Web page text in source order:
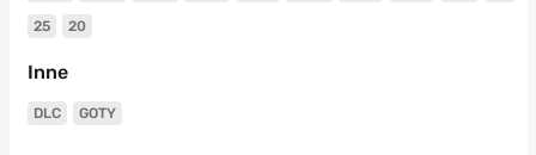
25 20
Inne
DLC GOTY